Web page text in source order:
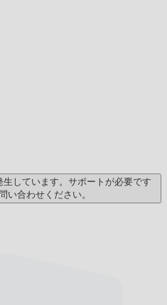
しています。サポートが必要です
い合わせください。